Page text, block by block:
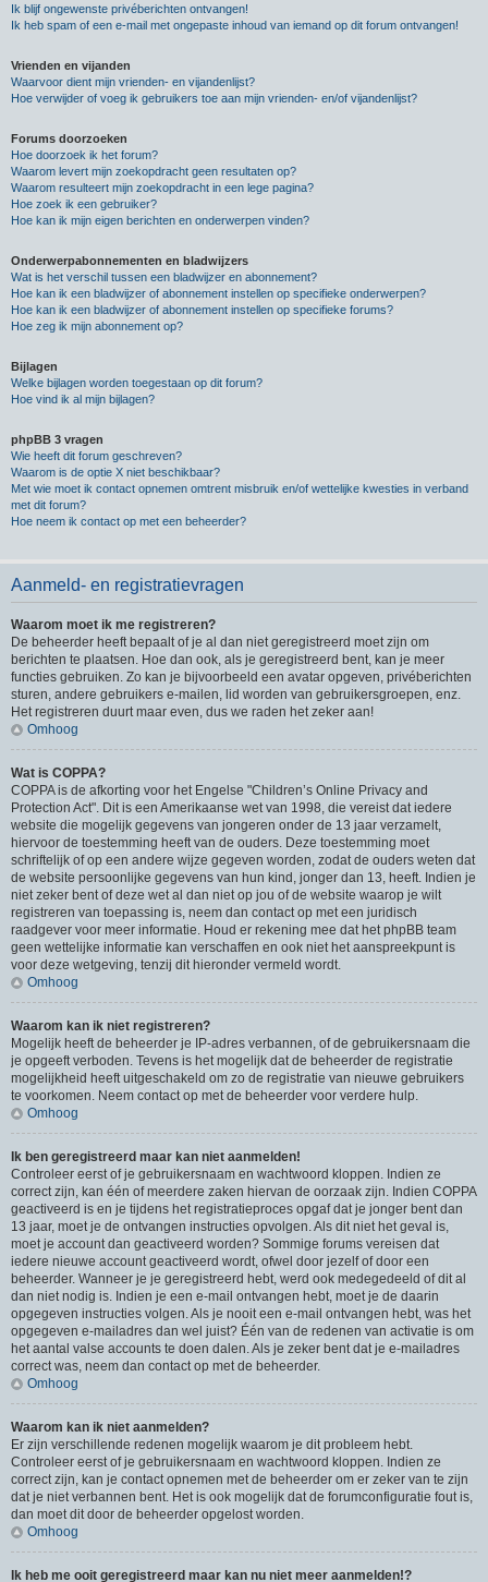
Ik blijf ongewenste privéberichten ontvangen!
Ik heb spam of een e-mail met ongepaste inhoud van iemand op dit forum ontvangen!
Vrienden en vijanden
Waarvoor dient mijn vrienden- en vijandenlijst?
Hoe verwijder of voeg ik gebruikers toe aan mijn vrienden- en/of vijandenlijst?
Forums doorzoeken
Hoe doorzoek ik het forum?
Waarom levert mijn zoekopdracht geen resultaten op?
Waarom resulteert mijn zoekopdracht in een lege pagina?
Hoe zoek ik een gebruiker?
Hoe kan ik mijn eigen berichten en onderwerpen vinden?
Onderwerpabonnementen en bladwijzers
Wat is het verschil tussen een bladwijzer en abonnement?
Hoe kan ik een bladwijzer of abonnement instellen op specifieke onderwerpen?
Hoe kan ik een bladwijzer of abonnement instellen op specifieke forums?
Hoe zeg ik mijn abonnement op?
Bijlagen
Welke bijlagen worden toegestaan op dit forum?
Hoe vind ik al mijn bijlagen?
phpBB 3 vragen
Wie heeft dit forum geschreven?
Waarom is de optie X niet beschikbaar?
Met wie moet ik contact opnemen omtrent misbruik en/of wettelijke kwesties in verband
met dit forum?
Hoe neem ik contact op met een beheerder?
Aanmeld- en registratievragen
Waarom moet ik me registreren?
De beheerder heeft bepaalt of je al dan niet geregistreerd moet zijn om
berichten te plaatsen. Hoe dan ook, als je geregistreerd bent, kan je meer
functies gebruiken. Zo kan je bijvoorbeeld een avatar opgeven, privéberichten
sturen, andere gebruikers e-mailen, lid worden van gebruikersgroepen, enz.
Het registreren duurt maar even, dus we raden het zeker aan!
Omhoog
Wat is COPPA?
COPPA is de afkorting voor het Engelse "Children’s Online Privacy and
Protection Act". Dit is een Amerikaanse wet van 1998, die vereist dat iedere
website die mogelijk gegevens van jongeren onder de 13 jaar verzamelt,
hiervoor de toestemming heeft van de ouders. Deze toestemming moet
schriftelijk of op een andere wijze gegeven worden, zodat de ouders weten dat
de website persoonlijke gegevens van hun kind, jonger dan 13, heeft. Indien je
niet zeker bent of deze wet al dan niet op jou of de website waarop je wilt
registreren van toepassing is, neem dan contact op met een juridisch
raadgever voor meer informatie. Houd er rekening mee dat het phpBB team
geen wettelijke informatie kan verschaffen en ook niet het aanspreekpunt is
voor deze wetgeving, tenzij dit hieronder vermeld wordt.
Omhoog
Waarom kan ik niet registreren?
Mogelijk heeft de beheerder je IP-adres verbannen, of de gebruikersnaam die
je opgeeft verboden. Tevens is het mogelijk dat de beheerder de registratie
mogelijkheid heeft uitgeschakeld om zo de registratie van nieuwe gebruikers
te voorkomen. Neem contact op met de beheerder voor verdere hulp.
Omhoog
Ik ben geregistreerd maar kan niet aanmelden!
Controleer eerst of je gebruikersnaam en wachtwoord kloppen. Indien ze
correct zijn, kan één of meerdere zaken hiervan de oorzaak zijn. Indien COPPA
geactiveerd is en je tijdens het registratieproces opgaf dat je jonger bent dan
13 jaar, moet je de ontvangen instructies opvolgen. Als dit niet het geval is,
moet je account dan geactiveerd worden? Sommige forums vereisen dat
iedere nieuwe account geactiveerd wordt, ofwel door jezelf of door een
beheerder. Wanneer je je geregistreerd hebt, werd ook medegedeeld of dit al
dan niet nodig is. Indien je een e-mail ontvangen hebt, moet je de daarin
opgegeven instructies volgen. Als je nooit een e-mail ontvangen hebt, was het
opgegeven e-mailadres dan wel juist? Één van de redenen van activatie is om
het aantal valse accounts te doen dalen. Als je zeker bent dat je e-mailadres
correct was, neem dan contact op met de beheerder.
Omhoog
Waarom kan ik niet aanmelden?
Er zijn verschillende redenen mogelijk waarom je dit probleem hebt.
Controleer eerst of je gebruikersnaam en wachtwoord kloppen. Indien ze
correct zijn, kan je contact opnemen met de beheerder om er zeker van te zijn
dat je niet verbannen bent. Het is ook mogelijk dat de forumconfiguratie fout is,
dan moet dit door de beheerder opgelost worden.
Omhoog
Ik heb me ooit geregistreerd maar kan nu niet meer aanmelden!?